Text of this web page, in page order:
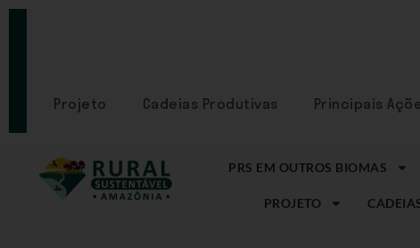
SE
Projeto Cadeias Produtivas Principais
PRS EM OUTROS BIOMAS
PROJETO